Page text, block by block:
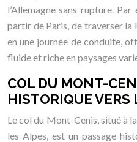
l’Allemagne sans rupture.
partir de Paris, de traverser la
en une journée de conduite,
fluide et riche en paysages
COL DU MONT-
HISTORIQUE VERS
Le col du Mont-Cenis, situé à
les Alpes, est un passage